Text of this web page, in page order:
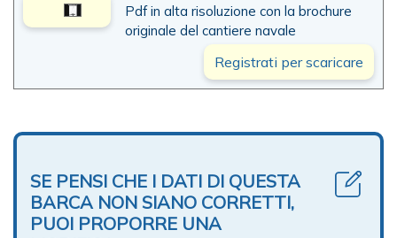
Pdf in alta risoluzione con la brochure
originale del cantiere navale
Registrati per scaricare
SE PENSI CHE I DATI DI QUESTA
BARCA NON SIANO CORRETTI,
PUOI PROPORRE UNA